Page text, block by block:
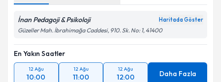
İnan Pedagoji & Psikoloji Haritada Göster
Güzeller Mah. İbrahimağa Caddesi, 910. Sk. No: 1, 41400
En Yakın Saatler
12 Ağu
10:00
12 Ağu
11:00
12 Ağu
12:00 Daha Fazla